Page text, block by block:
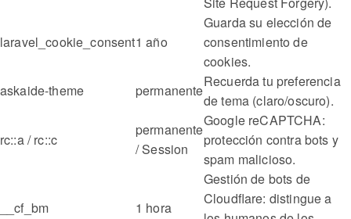
laravel_cookie_consent1 año
Guarda su elección de
consentimiento de
cookies.
askaide-theme
permanente
Recuerda tu preferencia
de tema (claro/oscuro).
rc::a / rc::c
permanente
/ Session
Google reCAPTCHA:
protección contra bots y
spam malicioso.
__cf_bm 1 hora
Gestión de bots de
Cloudflare: distingue a